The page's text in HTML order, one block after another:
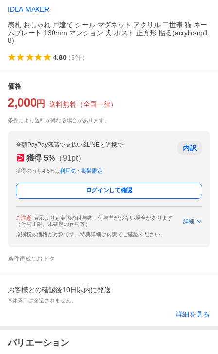
IDEA MAKER
表札 おしゃれ 戸建て シール マグネット アクリル 二世帯 猫 ネー
ムプレート 130mm マンション 犬 ポスト 正方形 貼る(acrylic-np1
8)
4.80（5件）
価格
2,000 円 送料無料 （全国一律）
条件により送料が異なる場合があります。
全額PayPay残高で支払い&LINEと連携で
獲得 5% （91pt）
獲得のうち4.5%は利用先・期間限定
内訳
ログインして確認
ご注意 表示よりも実際の付与数・付与率が少ない場合があります
（付与上限、未確定の付与等）
詳細
原則税抜価格が対象です。特典詳細は内訳でご確認ください。
条件達成でおトク
お客様との確認後10日以内に発送
※休業日は発送されません。
詳細を見る
バリエーション